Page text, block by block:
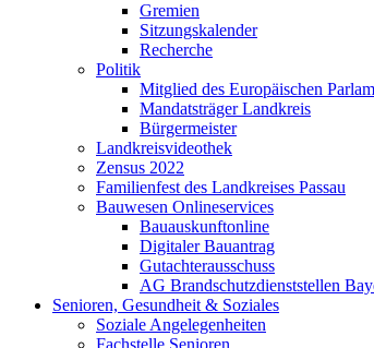
Gremien
Sitzungskalender
Recherche
Politik
Mitglied des Europäischen
Mandatsträger Landkreis
Bürgermeister
Landkreisvideothek
Zensus 2022
Familienfest des Landkreises Passau
Bauwesen Onlineservices
Bauauskunftonline
Digitaler Bauantrag
Gutachterausschuss
AG Brandschutzdienststellen
Senioren, Gesundheit & Soziales
Soziale Angelegenheiten
Fachstelle Senioren